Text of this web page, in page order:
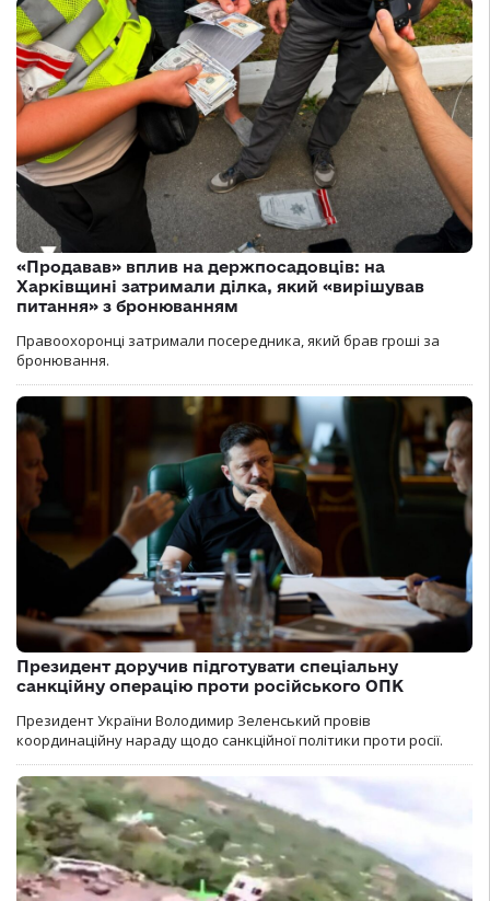
«Продавав» вплив на держпосадовців: на
Харківщині затримали ділка, який «вирішував
питання» з бронюванням
Правоохоронці затримали посередника, який брав гроші за
бронювання.
Президент доручив підготувати спеціальну
санкційну операцію проти російського ОПК
Президент України Володимир Зеленський провів
координаційну нараду щодо санкційної політики проти росії.